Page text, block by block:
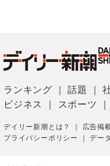
ランキング ｜話題 ｜
ビジネス
スポーツ
デイリー新潮とは？ ｜ 広告掲
プライバシーポリシー
｜デー